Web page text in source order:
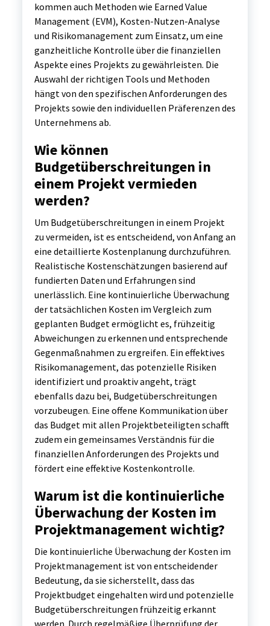
kommen auch Methoden wie Earned Value
Management (EVM), Kosten-Nutzen-Analyse
und Risikomanagement zum Einsatz, um eine
ganzheitliche Kontrolle über die finanziellen
Aspekte eines Projekts zu gewährleisten. Die
Auswahl der richtigen Tools und Methoden
hängt von den spezifischen Anforderungen des
Projekts sowie den individuellen Präferenzen des
Unternehmens ab.
Wie können
Budgetüberschreitungen in
einem Projekt vermieden
werden?
Um Budgetüberschreitungen in einem Projekt
zu vermeiden, ist es entscheidend, von Anfang an
eine detaillierte Kostenplanung durchzuführen.
Realistische Kostenschätzungen basierend auf
fundierten Daten und Erfahrungen sind
unerlässlich. Eine kontinuierliche Überwachung
der tatsächlichen Kosten im Vergleich zum
geplanten Budget ermöglicht es, frühzeitig
Abweichungen zu erkennen und entsprechende
Gegenmaßnahmen zu ergreifen. Ein effektives
Risikomanagement, das potenzielle Risiken
identifiziert und proaktiv angeht, trägt
ebenfalls dazu bei, Budgetüberschreitungen
vorzubeugen. Eine offene Kommunikation über
das Budget mit allen Projektbeteiligten schafft
zudem ein gemeinsames Verständnis für die
finanziellen Anforderungen des Projekts und
fördert eine effektive Kostenkontrolle.
Warum ist die kontinuierliche
Überwachung der Kosten im
Projektmanagement wichtig?
Die kontinuierliche Überwachung der Kosten im
Projektmanagement ist von entscheidender
Bedeutung, da sie sicherstellt, dass das
Projektbudget eingehalten wird und potenzielle
Budgetüberschreitungen frühzeitig erkannt